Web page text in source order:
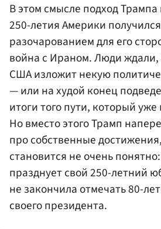
В этом смысле подход
250-летия Америки
разочарованием для его
война с Ираном. Люди ждали,
США изложит некую
— или на худой конец
итоги того пути, который
Но вместо этого Трамп
про собственные
становится не очень
празднует свой 250-летний
не закончила отмечать 80-
своего президента.